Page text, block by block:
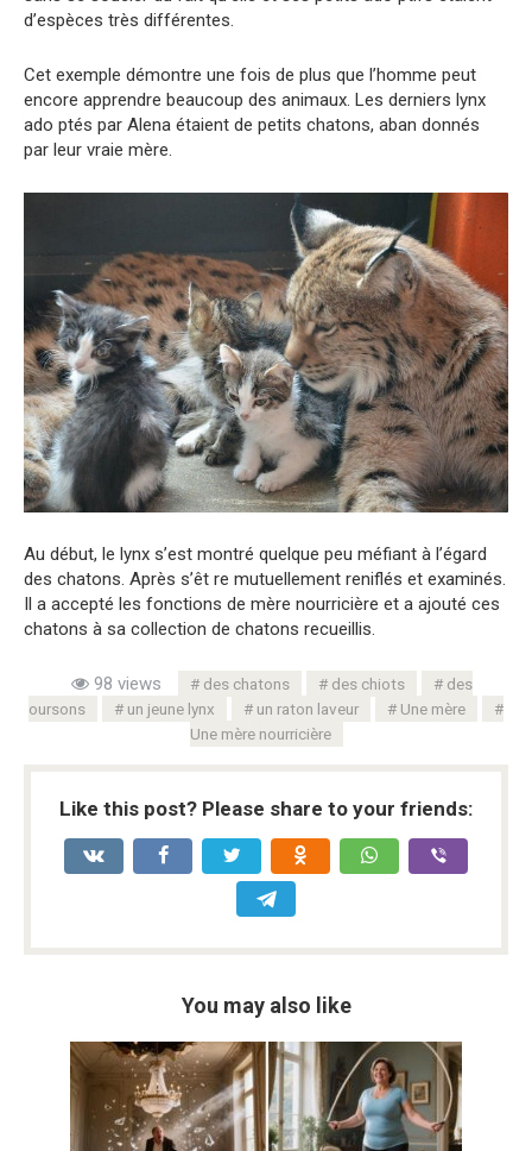
d’espèces très différentes.
Cet exemple démontre une fois de plus que l’homme peut
encore apprendre beaucoup des animaux. Les derniers lynx
ado ptés par Alena étaient de petits chatons, aban donnés
par leur vraie mère.
Au début, le lynx s’est montré quelque peu méfiant à l’égard
des chatons. Après s’êt re mutuellement reniflés et examinés.
Il a accepté les fonctions de mère nourricière et a ajouté ces
chatons à sa collection de chatons recueillis.
98 views des chatons des chiots
des
oursons
un jeune lynx un raton laveur
Une mère
Une mère nourricière
Like this post? Please share to your friends:
You may also like